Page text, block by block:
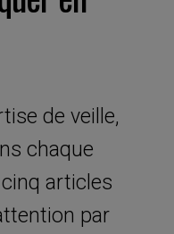
de veille,
chaque
articles
par